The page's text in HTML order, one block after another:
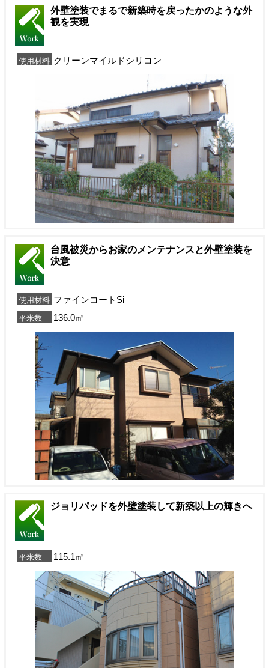
外壁塗装でまるで新築時を戻ったかのような外
観を実現
使用材料 クリーンマイルドシリコン
台風被災からお家のメンテナンスと外壁塗装を
決意
使用材料 ファインコートSi
平米数 136.0㎡
ジョリパッドを外壁塗装して新築以上の輝きへ
平米数 115.1㎡